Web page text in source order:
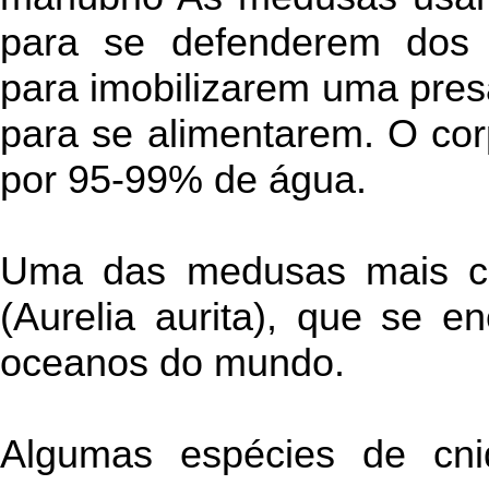
para se defenderem dos
para imobilizarem uma
para se alimentarem. O
por 95-99% de água.
Uma das medusas mais
(Aurelia aurita), que se
oceanos do mundo.
Algumas espécies de